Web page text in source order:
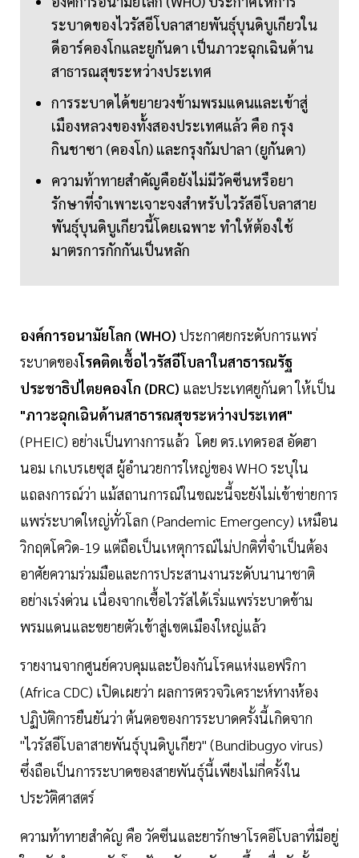
ระบาดของไวรัสอีโบลาสายพันธุ์บุนดิบูเกียวใน
ดีอาร์คองโกและยูกันดา เป็นภาวะฉุกเฉินด้าน
สาธารณสุขระหว่างประเทศ
การระบาดได้ขยายวงข้ามพรมแดนและเข้าสู่
เมืองหลวงของทั้งสองประเทศแล้ว คือ กรุง
กินชาซา (คองโก) และกรุงกัมปาลา (ยูกันดา)
ความท้าทายสำคัญคือยังไม่มีวัคซีนหรือยา
รักษาที่จำเพาะเจาะจงสำหรับไวรัสอีโบลาสาย
พันธุ์บุนดิบูเกียวนี้โดยเฉพาะ ทำให้ต้องใช้
มาตรการกักกันเป็นหลัก
องค์การอนามัยโลก (WHO) ประกาศยกระดับการแพร่
ระบาดของโรคติดเชื้อไวรัสอีโบลาในสาธารณรัฐ
ประชาธิปไตยคองโก (DRC) และประเทศยูกันดา ให้เป็น
"ภาวะฉุกเฉินด้านสาธารณสุขระหว่างประเทศ"
(PHEIC) อย่างเป็นทางการแล้ว โดย ดร.เทดรอส อัดฮา
นอม เกเบรเยซุส ผู้อำนวยการใหญ่ของ WHO ระบุใน
แถลงการณ์ว่า แม้สถานการณ์ในขณะนี้จะยังไม่เข้าข่ายการ
แพร่ระบาดใหญ่ทั่วโลก (Pandemic Emergency) เหมือน
วิกฤตโควิด-19 แต่ถือเป็นเหตุการณ์ไม่ปกติที่จำเป็นต้อง
อาศัยความร่วมมือและการประสานงานระดับนานาชาติ
อย่างเร่งด่วน เนื่องจากเชื้อไวรัสได้เริ่มแพร่ระบาดข้าม
พรมแดนและขยายตัวเข้าสู่เขตเมืองใหญ่แล้ว
รายงานจากศูนย์ควบคุมและป้องกันโรคแห่งแอฟริกา
(Africa CDC) เปิดเผยว่า ผลการตรวจวิเคราะห์ทางห้อง
ปฏิบัติการยืนยันว่า ต้นตอของการระบาดครั้งนี้เกิดจาก
"ไวรัสอีโบลาสายพันธุ์บุนดิบูเกียว" (Bundibugyo virus)
ซึ่งถือเป็นการระบาดของสายพันธุ์นี้เพียงไม่กี่ครั้งใน
ประวัติศาสตร์
ความท้าทายสำคัญ คือ วัคซีนและยารักษาโรคอีโบลาที่มีอยู่